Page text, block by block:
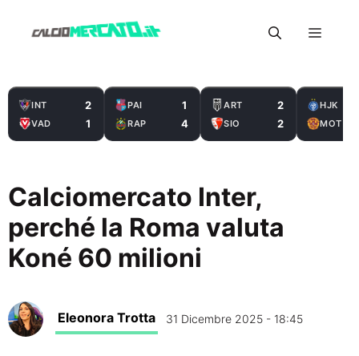
Menu
INT 2
VAD 1
PAI 1
RAP 4
ART 2
SIO 2
HJK
MOT
Calciomercato Inter,
perché la Roma valuta
Koné 60 milioni
Eleonora Trotta 31 Dicembre 2025 - 18:45